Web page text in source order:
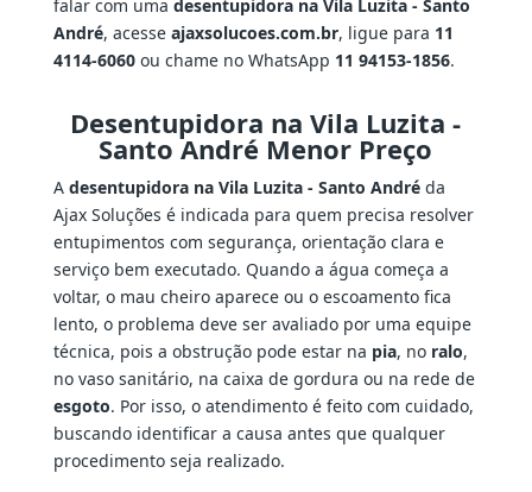
falar com uma desentupidora na Vila Luzita - Santo
André, acesse ajaxsolucoes.com.br, ligue para 11
4114-6060ou chame no WhatsApp 11 94153-1856.
Desentupidora na Vila Luzita -
Santo André Menor Preço
A desentupidora na Vila Luzita - Santo Andréda
Ajax Soluções é indicada para quem precisa resolver
entupimentos com segurança, orientação clara e
serviço bem executado. Quando a água começa a
voltar, o mau cheiro aparece ou o escoamento fica
lento, o problema deve ser avaliado por uma equipe
técnica, pois a obstrução pode estar na pia, no ralo,
no vaso sanitário, na caixa de gordura ou na rede de
esgoto. Por isso, o atendimento é feito com cuidado,
buscando identificar a causa antes que qualquer
procedimento seja realizado.